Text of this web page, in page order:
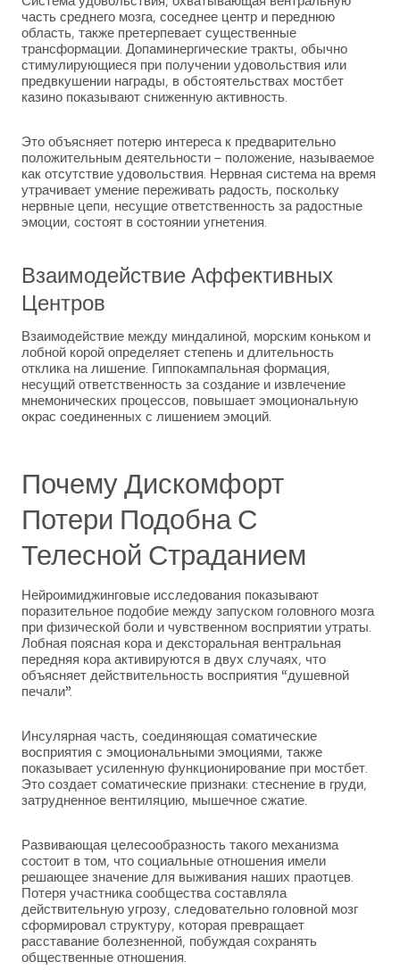
часть среднего мозга, соседнее центр и переднюю
область, также претерпевает существенные
трансформации. Допаминергические тракты, обычно
стимулирующиеся при получении удовольствия или
предвкушении награды, в обстоятельствах мостбет
казино показывают сниженную активность.
Это объясняет потерю интереса к предварительно
положительным деятельности – положение, называемое
как отсутствие удовольствия. Нервная система на время
утрачивает умение переживать радость, поскольку
нервные цепи, несущие ответственность за радостные
эмоции, состоят в состоянии угнетения.
Взаимодействие Аффективных
Центров
Взаимодействие между миндалиной, морским коньком и
лобной корой определяет степень и длительность
отклика на лишение. Гиппокампальная формация,
несущий ответственность за создание и извлечение
мнемонических процессов, повышает эмоциональную
окрас соединенных с лишением эмоций.
Почему Дискомфорт
Потери Подобна С
Телесной Страданием
Нейроимиджинговые исследования показывают
поразительное подобие между запуском головного мозга
при физической боли и чувственном восприятии утраты.
Лобная поясная кора и дексторальная вентральная
передняя кора активируются в двух случаях, что
объясняет действительность восприятия “душевной
печали”.
Инсулярная часть, соединяющая соматические
восприятия с эмоциональными эмоциями, также
показывает усиленную функционирование при мостбет.
Это создает соматические признаки: стеснение в груди,
затрудненное вентиляцию, мышечное сжатие.
Развивающая целесообразность такого механизма
состоит в том, что социальные отношения имели
решающее значение для выживания наших праотцев.
Потеря участника сообщества составляла
действительную угрозу, следовательно головной мозг
сформировал структуру, которая превращает
расставание болезненной, побуждая сохранять
общественные отношения.